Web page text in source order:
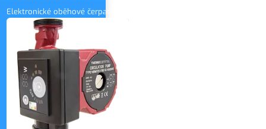
Elektronické oběhové čerpadlo
2 600 Kč bez DPH
3 146 Kč vč. DPH